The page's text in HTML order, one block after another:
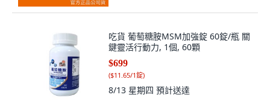
吃貨 葡萄糖胺MSM加強錠 60錠/瓶 關
鍵靈活行動力, 1個, 60顆
$699
($11.65/1錠)
8/13 星期四 預計送達